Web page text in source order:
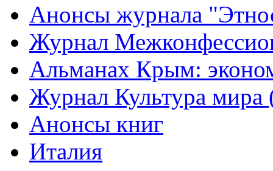
Анонсы журнала
Журнал
Альманах Крым:
Журнал Культура
Анонсы книг
Италия